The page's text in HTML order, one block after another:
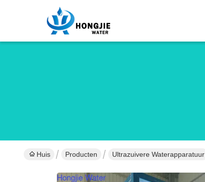
Huis Producten Ultrazuivere Waterapparatuur